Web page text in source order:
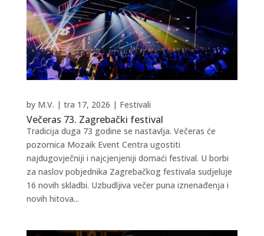
Večeras 73. Zagrebački festival
by M.V. | tra 17, 2026 | Festivali
Tradicija duga 73 godine se nastavlja. Večeras će
pozornica Mozaik Event Centra ugostiti
najdugovječniji i najcjenjeniji domaći festival. U borbi
za naslov pobjednika Zagrebačkog festivala sudjeluje
16 novih skladbi. Uzbudljiva večer puna iznenađenja i
novih hitova...